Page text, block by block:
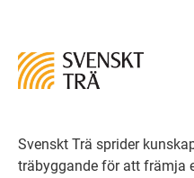
Svenskt Trä sprider
träbyggande för att främja